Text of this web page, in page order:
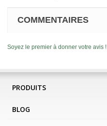
COMMENTAIRES
Soyez le premier à donner votre avis !
PRODUITS
BLOG